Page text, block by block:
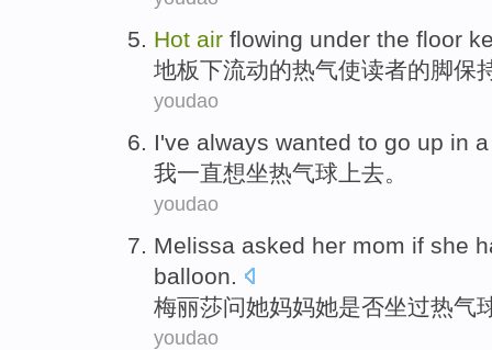
Hot air flowing under the floor
地板下流动的热气使读者的脚保
youdao
I've always wanted to go up in
我一直想坐热气球上去。
youdao
Melissa asked her mom if she
balloon.
梅丽莎问她妈妈她是否坐过热气
youdao